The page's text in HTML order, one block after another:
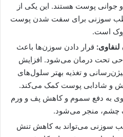
پوست هستند. این یکی از
طب سوزنی برای سفت شدن پوست
است.
قرار دادن سوزن‌ها باعث
تحت درمان می‌شود. افزایش
و تغذیه بهتر سلول‌های
و شادابی پوست کمک می‌کند.
به دفع سموم و کاهش پف و ورم
چشم، منجر می‌شود.
سوزنی می‌تواند به کاهش تنش